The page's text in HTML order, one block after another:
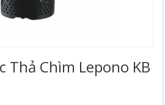
Thả Chìm Lepono KB